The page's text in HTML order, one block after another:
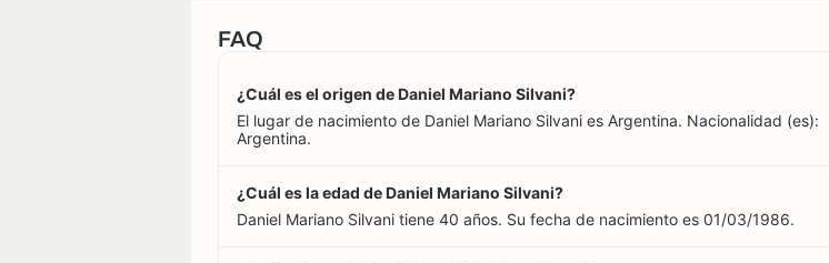
FAQ
¿Cuál es el origen de Daniel Mariano Silvani?
El lugar de nacimiento de Daniel Mariano Silvani es Argentina. Nacionalidad (es):
Argentina.
¿Cuál es la edad de Daniel Mariano Silvani?
Daniel Mariano Silvani tiene 40 años. Su fecha de nacimiento es 01/03/1986.